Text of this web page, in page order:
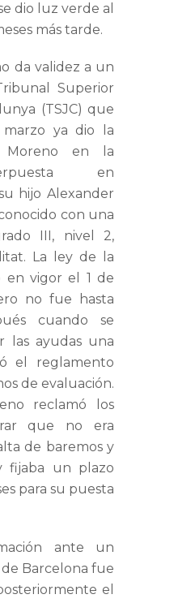
dio luz verde al
más tarde.
da validez a un
Superior
(TSJC) que
ya dio la
Moreno en la
en
hijo Alexander
con una
III, nivel 2,
La ley de la
en vigor el 1 de
no fue hasta
cuando se
las ayudas una
el reglamento
de evaluación.
reclamó los
que no era
de baremos y
fijaba un plazo
para su puesta
ante un
Barcelona fue
el